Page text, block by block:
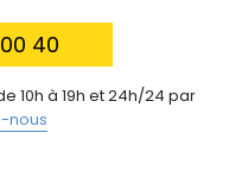
40
10h à 19h et 24h/24 par
nous